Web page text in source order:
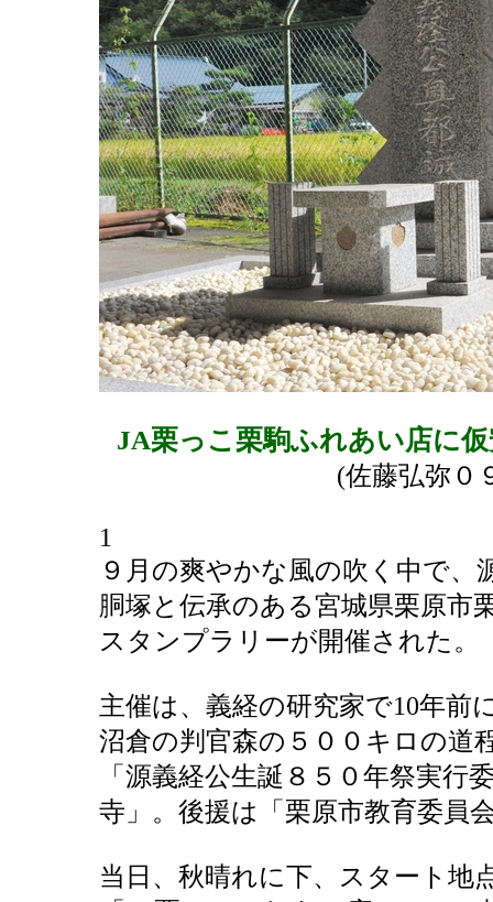
JA栗っこ栗駒ふれあい店に
(佐藤弘弥０
1
９月の爽やかな風の吹く中で、
胴塚と伝承のある宮城県栗原市
スタンプラリーが開催された。
主催は、義経の研究家で10年前
沼倉の判官森の５００キロの道
「源義経公生誕８５０年祭実
寺」。後援は「栗原市教育委員
当日、秋晴れに下、スタート地